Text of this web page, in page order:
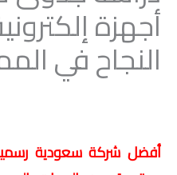
أجهزة
النجاح في
أفضل شركة سعودية